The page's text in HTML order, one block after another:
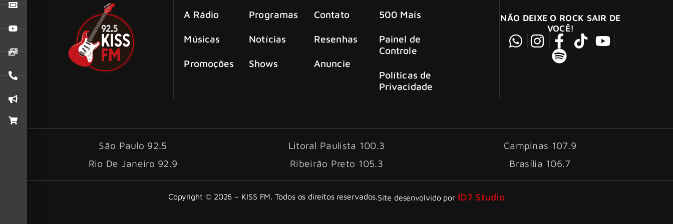
A Rádio
Músicas
Promoções
Programas
Notícias
Shows
Contato
Resenhas
Anuncie
500 Mais
Painel de
Controle
Políticas de
Privacidade
NÃO DEIXE O ROCK SAIR DE
VOCÊ!
São Paulo 92.5 Litoral Paulista 100.3
Campinas 107.9
Rio De Janeiro 92.9
Ribeirão Preto 105.3 Brasília 106.7
Copyright © 2026 – KISS FM. Todos os direitos reservados.Site desenvolvido por ID7 Studio